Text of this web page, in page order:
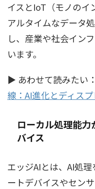
イスとIoT（モノのイ
アルタイムなデータ
し、産業や社会イン
います。
▶ あわせて読みたい：
線：AI進化とディス
ローカル処理能力
バイス
エッジAIとは、AI処
ートデバイスやセン